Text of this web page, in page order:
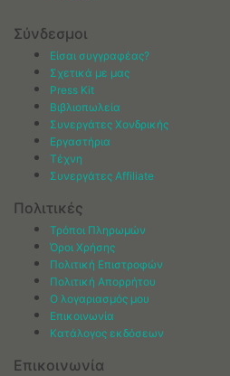
Σύνδεσμοι
Είσαι συγγραφέας?
Σχετικά με μας
Press Kit
Βιβλιοπωλεία
Συνεργάτες Χονδρικής
Εργαστήρια
Τέχνη
Συνεργάτες Affiliate
Πολιτικές
Τρόποι Πληρωμών
Όροι Χρήσης
Πολιτική Επιστροφών
Πολιτική Απορρήτου
Ο λογαριασμός μου
Επικοινωνία
Κατάλογος εκδόσεων
Επικοινωνία